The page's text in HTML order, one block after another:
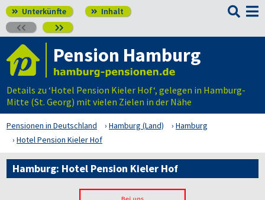
 Unterkünfte  Inhalt
 

Pension Hamburg
Details zu ‘Hotel Pension Kieler Hof‘, gelegen in Hamburg-
Mitte (St. Georg) mit vielen Zielen in der Nähe
Pensionen in Deutschland Hamburg (Land)
Hamburg
Hotel Pension Kieler Hof
Hamburg: Hotel Pension Kieler Hof